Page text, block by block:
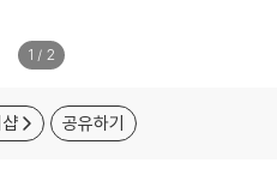
1 / 2
공유하기